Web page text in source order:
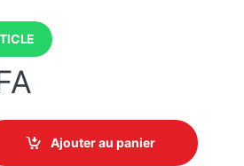
511 - Cartouche d'encre Original quantity
Ajouter au panier